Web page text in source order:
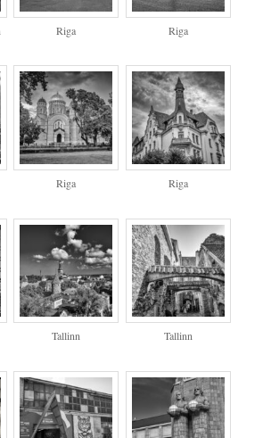
Riga Riga
Riga Riga
Tallinn Tallinn